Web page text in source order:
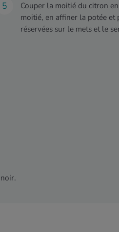
Couper la moitié du citron
moitié, en affiner la potée et
réservées sur le mets et le